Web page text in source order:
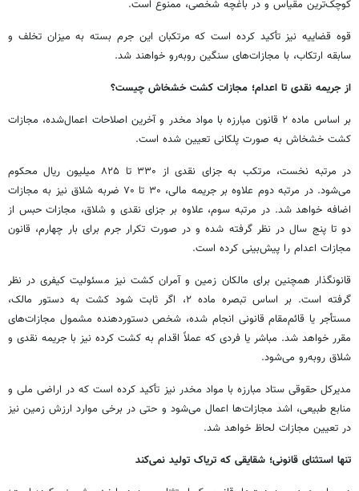
کوچک‌ترین مقیاس و در باغچه شخصی، ممنوع است.
قوه قضاییه نیز تأکید کرده است که مرتکبان این جرم بسته به میزان تخلف و
سابقه ارتکاب، با مجازات‌های سنگین روبه‌رو خواهند شد.
از جریمه نقدی تا اعدام؛ مجازات کشت خشخاش چیست؟
بر اساس ماده ۲ قانون مبارزه با مواد مخدر و آخرین اصلاحات اعمال‌شده، مجازات
کشت خشخاش به صورت پلکانی تعیین شده است.
در مرتبه نخست، مرتکب به جزای نقدی از ۳۳۰ تا ۸۲۵ میلیون ریال محکوم
می‌شود. در مرتبه دوم علاوه بر جریمه مالی، ۳۰ تا ۷۰ ضربه شلاق نیز به مجازات
اضافه خواهد شد. در مرتبه سوم، علاوه بر جزای نقدی و شلاق، مجازات حبس از
دو تا پنج سال در نظر گرفته شده و در صورت تکرار جرم برای بار چهارم، قانون
مجازات اعدام را پیش‌بینی کرده است.
قانونگذار همچنین برای مالکان زمین و آمران کشت نیز مسئولیت کیفری در نظر
گرفته است. بر اساس تبصره ماده ۲، اگر ثابت شود کشت به دستور مالک،
مستأجر یا قائم‌مقام قانونی انجام شده، شخص دستوردهنده مشمول مجازات‌های
مقرر خواهد شد. مباشر یا فردی که عملاً اقدام به کشت کرده نیز با جریمه نقدی و
شلاق روبه‌رو می‌شود.
مدیرکل حقوقی ستاد مبارزه با مواد مخدر نیز تأکید کرده است که در اراضی ملی و
منابع طبیعی، اشد مجازات‌ها اعمال می‌شود و حتی در برخی موارد ارزش زمین نیز
در تعیین مجازات لحاظ خواهد شد.
تنها استثنای قانونی؛ شقایقی که تریاک تولید نمی‌کند